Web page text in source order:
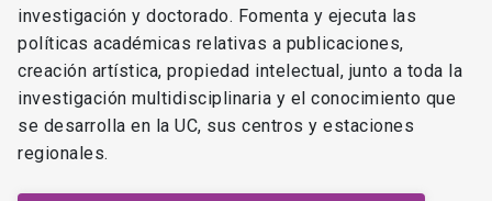
investigación y doctorado. Fomenta y ejecuta las
políticas académicas relativas a publicaciones,
creación artística, propiedad intelectual, junto a toda la
investigación multidisciplinaria y el conocimiento que
se desarrolla en la UC, sus centros y estaciones
regionales.